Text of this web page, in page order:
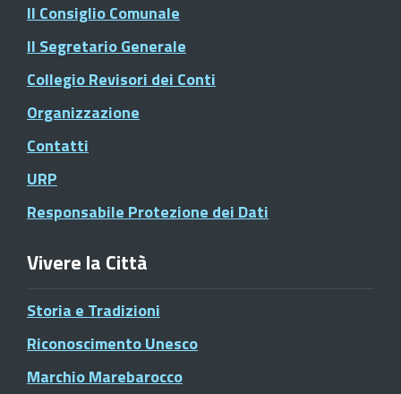
Il Consiglio Comunale
Il Segretario Generale
Collegio Revisori dei Conti
Organizzazione
Contatti
URP
Responsabile Protezione dei Dati
Vivere la Città
Storia e Tradizioni
Riconoscimento Unesco
Marchio Marebarocco